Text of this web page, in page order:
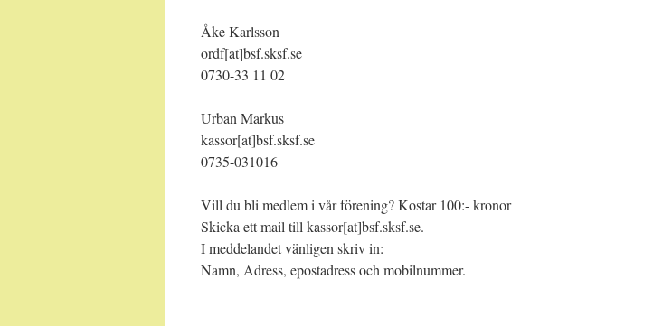
Åke Karlsson
ordf[at]bsf.sksf.se
0730-33 11 02
Urban Markus
kassor[at]bsf.sksf.se
0735-031016
Vill du bli medlem i vår förening? Kostar 100:- kronor
Skicka ett mail till kassor[at]bsf.sksf.se.
I meddelandet vänligen skriv in:
Namn, Adress, epostadress och mobilnummer.